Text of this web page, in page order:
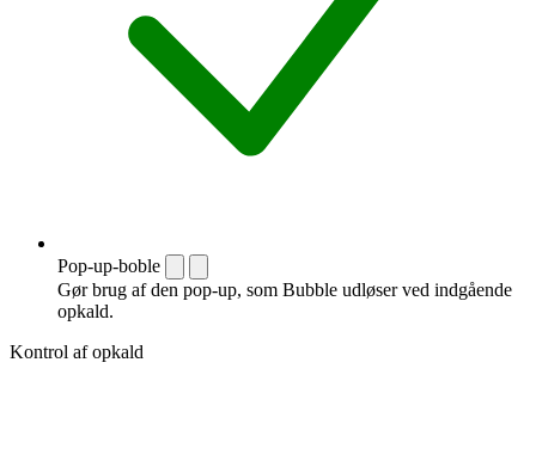
Pop-up-boble
Gør brug af den pop-up, som Bubble udløser ved indgående
opkald.
Kontrol af opkald